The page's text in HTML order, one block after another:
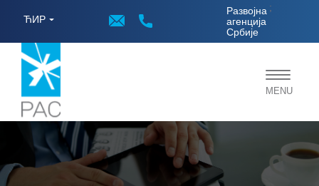
ЋИР
Развојна
агенција
Србије
;
Toggle
MENU